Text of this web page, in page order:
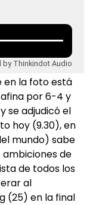
by Thinkindot Audio
en la foto está
por 6-4 y
se adjudicó el
hoy (9.30), en
mundo) sabe
de
de todos los
al
(25) en la final